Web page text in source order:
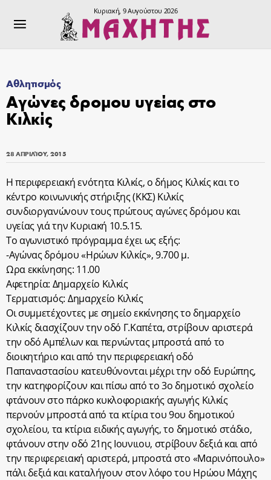
Κυριακή, 9 Αυγούστου 2026
Αθλητισμός
Αγώνες δρομου υγείας στο
Κιλκίς
28 ΑΠΡΙΛΊΟΥ, 2015
Η περιφερειακή ενότητα Κιλκίς, ο δήμος Κιλκίς και το
κέντρο κοινωνικής στήριξης (ΚΚΣ) Κιλκίς
συνδιοργανώνουν τους πρώτους αγώνες δρόμου και
υγείας γιά την Κυριακή 10.5.15.
Το αγωνιστικό πρόγραμμα έχει ως εξής:
-Αγώνας δρόμου «Ηρώων Κιλκίς», 9.700 μ.
Ωρα εκκίνησης: 11.00
Αφετηρία: Δημαρχείο Κιλκίς
Τερματισμός: Δημαρχείο Κιλκίς
Oι συμμετέχοντες με σημείο εκκίνησης το δημαρχείο
Κιλκίς διασχίζουν την οδό Γ.Καπέτα, στρίβουν αριστερά
την οδό Αμπέλων και περνώντας μπροστά από το
διοικητήριο και από την περιφερειακή οδό
Παπαναστασίου κατευθύνονται μέχρι την οδό Ευρώπης,
την κατηφορίζουν και πίσω από το 3ο δημοτικό σχολείο
φτάνουν στο πάρκο κυκλοφοριακής αγωγής Κιλκίς
περνούν μπροστά από τα κτίρια του 9ου δημοτικού
σχολείου, τα κτίρια ειδικής αγωγής, το δημοτικό στάδιο,
φτάνουν στην οδό 21ης Ιουνιιου, στρίβουν δεξιά και από
την περιφερειακή αριστερά, μπροστά στο «Μαρινόπουλο»
πάλι δεξιά και καταλήγουν στον λόφο του Ηρώου Μάχης